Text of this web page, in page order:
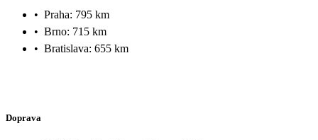
• Praha: 795 km
• Brno: 715 km
• Bratislava: 655 km
Doprava